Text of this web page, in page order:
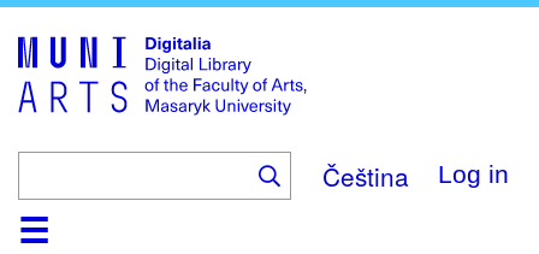
main
content
Čeština Log in